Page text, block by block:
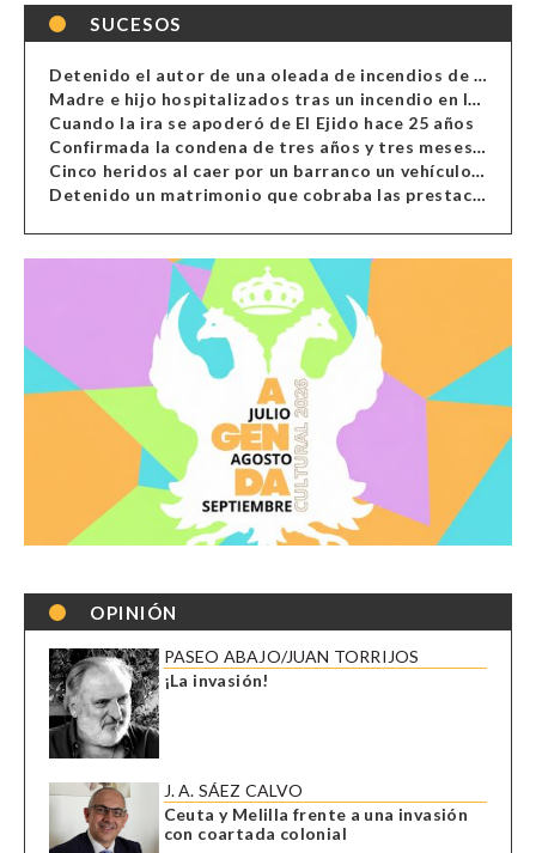
SUCESOS
Detenido el autor de una oleada de incendios de contenedores en Almería
Madre e hijo hospitalizados tras un incendio en la cocina de una vivienda en Almería
Cuando la ira se apoderó de El Ejido hace 25 años
Confirmada la condena de tres años y tres meses al hombre de Antas acusado de xenofobia
Cinco heridos al caer por un barranco un vehículo en Alcolea
Detenido un matrimonio que cobraba las prestaciones de ilegales en Almería, Granada, Málaga, Huelva y Murcia
OPINIÓN
PASEO ABAJO/JUAN TORRIJOS
¡La invasión!
J. A. SÁEZ CALVO
Ceuta y Melilla frente a una invasión
con coartada colonial